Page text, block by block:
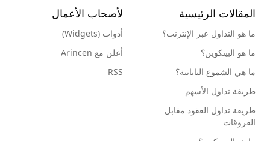
المقالات الرئيسية
ما هو التداول عبر الإنترنت؟
ما هو البيتكوين؟
ما هي الشموع اليابانية؟
طريقة تداول الأسهم
طريقة تداول العقود مقابل
الفروقات
لأصحاب الأعمال
أدوات (Widgets)
أعلن مع Arincen
RSS